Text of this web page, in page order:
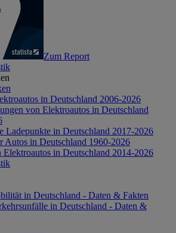
Zum Report
in Deutschland 2006-2026
von Elektroautos in Deutschland
Ladepunkte in Deutschland 2017-2026
Autos in Deutschland 1960-2026
in Deutschland 2014-2026
in Deutschland - Daten & Fakten
in Deutschland - Daten &